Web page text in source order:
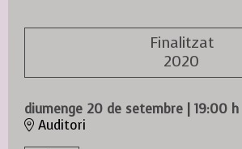
Finalitzat
2020
diumenge 20 de setembre | 19:00 h
Auditori